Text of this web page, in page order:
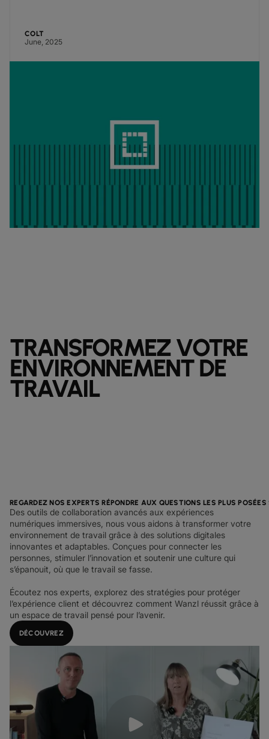
COLT
June, 2025
TRANSFORMEZ VOTRE
ENVIRONNEMENT DE
TRAVAIL
REGARDEZ NOS EXPERTS RÉPONDRE AUX QUESTIONS LES PLUS
Des outils de collaboration avancés aux expériences
numériques immersives, nous vous aidons à transformer votre
environnement de travail grâce à des solutions digitales
innovantes et adaptables. Conçues pour connecter les
personnes, stimuler l’innovation et soutenir une culture qui
s’épanouit, où que le travail se fasse.
Écoutez nos experts, explorez des stratégies pour protéger
l’expérience client et découvrez comment Wanzl réussit grâce à
un espace de travail pensé pour l’avenir.
DÉCOUVREZ